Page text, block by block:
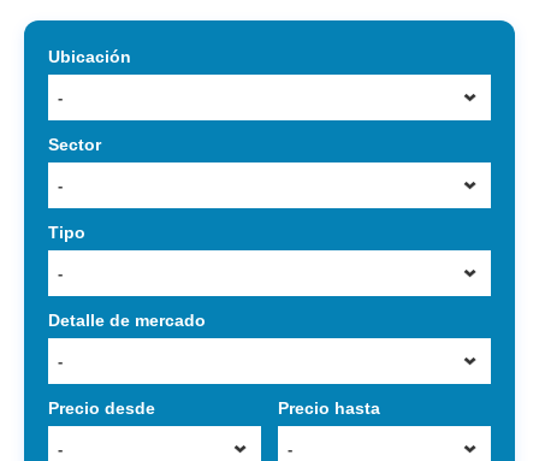
Ubicación
-
Sector
-
Tipo
-
Detalle de mercado
-
Precio desde
-
Precio hasta
-